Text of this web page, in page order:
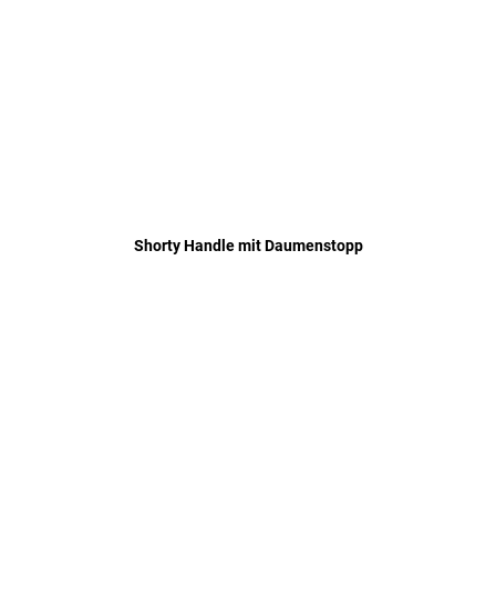
Shorty Handle mit Daumenstopp